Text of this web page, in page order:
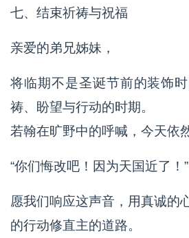
七、结束祈祷与祝福
亲爱的弟兄姊妹，
将临期不是圣诞节前的装饰
祷、盼望与行动的时期。
若翰在旷野中的呼喊，今天依
“你们悔改吧！因为天国近了！”
愿我们响应这声音，用真诚的
的行动修直主的道路。